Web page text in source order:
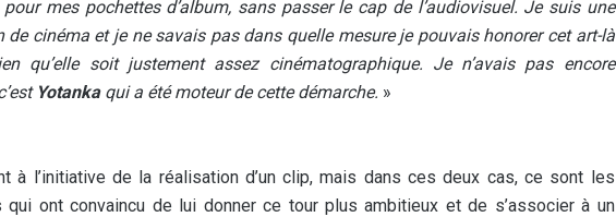
pour mes pochettes d’album, sans passer le cap de l’audiovisuel. Je suis une
cinéma et je ne savais pas dans quelle mesure je pouvais honorer cet art-là
qu’elle soit justement assez cinématographique. Je n’avais pas encore
Yotankaqui a été moteur de cette démarche. »
à l’initiative de la réalisation d’un clip, mais dans ces deux cas, ce sont les
ont convaincu de lui donner ce tour plus ambitieux et de s’associer à un